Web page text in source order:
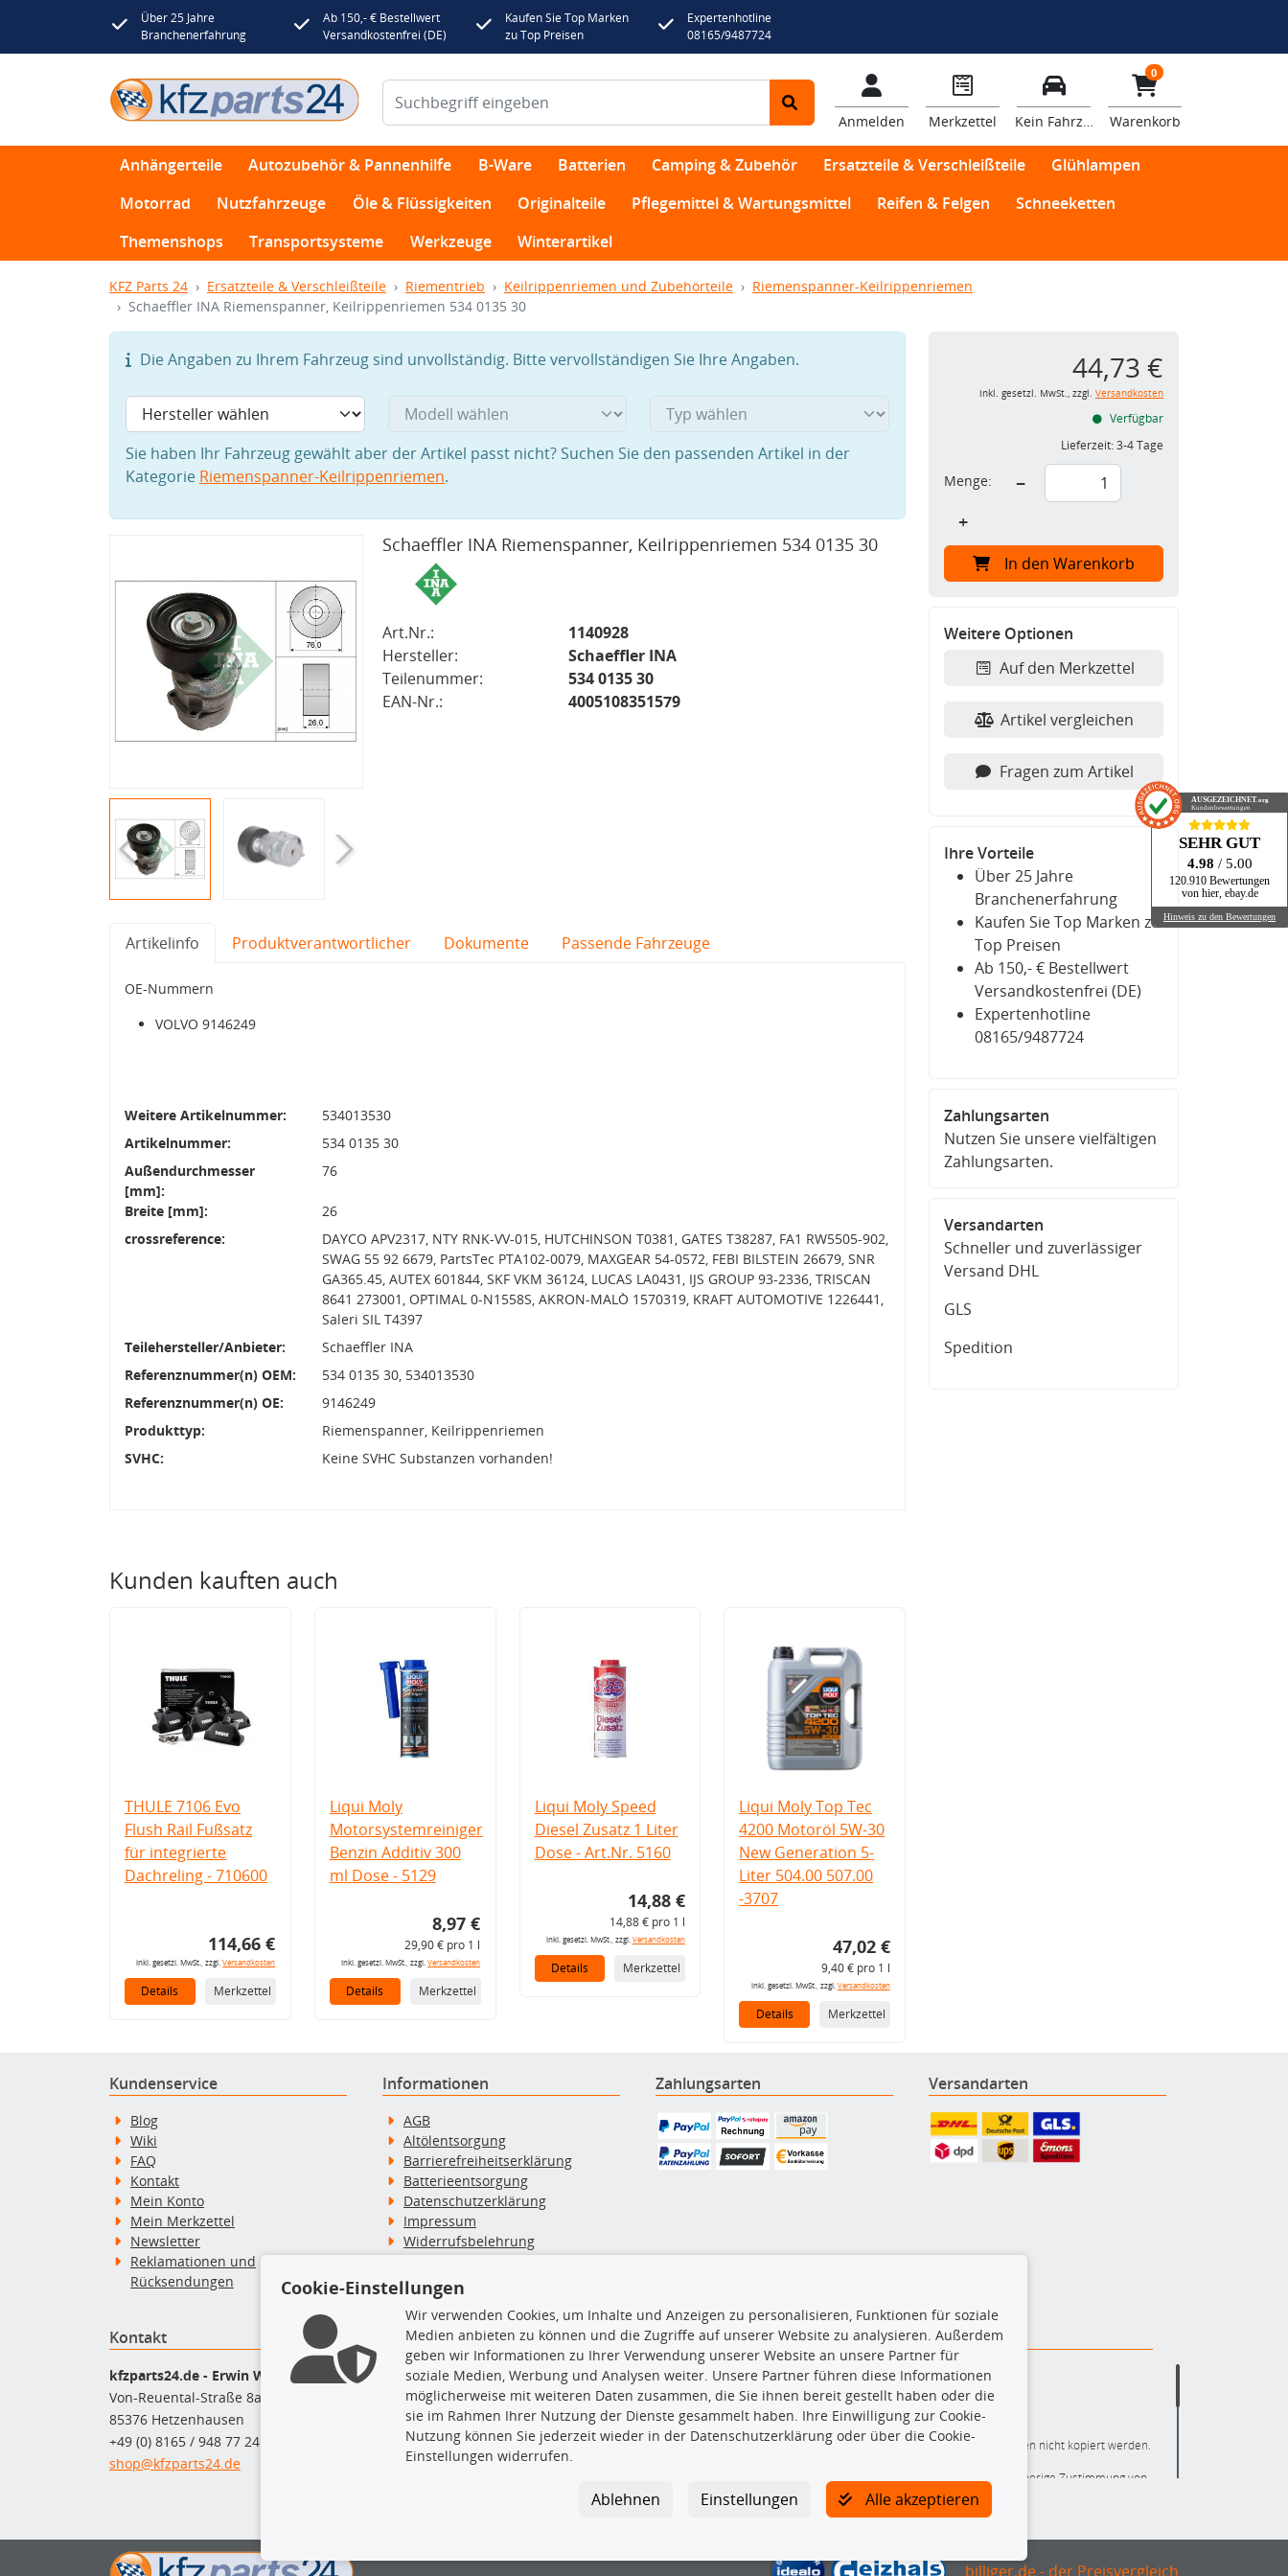
Über 25 Jahre
Branchenerfahrung
Ab 150,- € Bestellwert
Versandkostenfrei (DE)
Kaufen Sie Top Marken
zu Top Preisen
Expertenhotline
08165/9487724
Anmelden Merkzettel Kein Fahrzeug
0
Warenkorb
Anhängerteile Autozubehör & Pannenhilfe B-Ware Batterien Camping & Zubehör Ersatzteile & Verschleißteile
Glühlampen
Motorrad
Nutzfahrzeuge Öle & Flüssigkeiten Originalteile Pflegemittel & Wartungsmittel Reifen & Felgen
Schneeketten
Themenshops
Transportsysteme Werkzeuge Winterartikel
KFZ Parts 24 Ersatzteile & Verschleißteile Riementrieb Keilrippenriemen und Zubehörteile
Riemenspanner-Keilrippenriemen
Schaeffler INA Riemenspanner, Keilrippenriemen 534 0135 30
Die Angaben zu Ihrem Fahrzeug sind unvollständig. Bitte vervollständigen Sie Ihre Angaben.
Sie haben Ihr Fahrzeug gewählt aber der Artikel passt nicht? Suchen Sie den passenden Artikel in der
Kategorie Riemenspanner-Keilrippenriemen.
Schaeffler INA Riemenspanner, Keilrippenriemen 534 0135 30
Art.Nr.:
1140928
Hersteller:
Schaeffler INA
Teilenummer:
534 0135 30
EAN-Nr.:
4005108351579
Artikelinfo Produktverantwortlicher Dokumente Passende Fahrzeuge
OE-Nummern
VOLVO 9146249
Weitere Artikelnummer:
534013530
Artikelnummer:
534 0135 30
Außendurchmesser
[mm]:
76
Breite [mm]:
26
crossreference:
DAYCO APV2317, NTY RNK-VV-015, HUTCHINSON T0381, GATES T38287, FA1 RW5505-902,
SWAG 55 92 6679, PartsTec PTA102-0079, MAXGEAR 54-0572, FEBI BILSTEIN 26679, SNR
GA365.45, AUTEX 601844, SKF VKM 36124, LUCAS LA0431, IJS GROUP 93-2336, TRISCAN
8641 273001, OPTIMAL 0-N1558S, AKRON-MALÒ 1570319, KRAFT AUTOMOTIVE 1226441,
Saleri SIL T4397
Teilehersteller/Anbieter:
Schaeffler INA
Referenznummer(n) OEM:
534 0135 30, 534013530
Referenznummer(n) OE:
9146249
Produkttyp:
Riemenspanner, Keilrippenriemen
SVHC:
Keine SVHC Substanzen vorhanden!
Kunden kauften auch
THULE 7106 Evo
Flush Rail Fußsatz
für integrierte
Dachreling - 710600
114,66 €
inkl. gesetzl. MwSt., zzgl.Versandkosten
Details Merkzettel
Liqui Moly
Motorsystemreiniger
Benzin Additiv 300
ml Dose - 5129
8,97 €
29,90 € pro 1 l
inkl. gesetzl. MwSt., zzgl.Versandkosten
Details Merkzettel
Liqui Moly Speed
Diesel Zusatz 1 Liter
Dose - Art.Nr. 5160
14,88 €
14,88 € pro 1 l
inkl. gesetzl. MwSt., zzgl. Versandkosten
Details Merkzettel
Liqui Moly Top Tec
4200 Motoröl 5W-30
New Generation 5-
Liter 504.00 507.00
-3707
47,02 €
9,40 € pro 1 l
inkl. gesetzl. MwSt., zzgl. Versandkosten
Details Merkzettel
44,73 €
inkl. gesetzl. MwSt., zzgl. Versandkosten
Verfügbar
Lieferzeit:3-4 Tage
Menge:
−
+
In den Warenkorb
Weitere Optionen
Auf den Merkzettel
Artikel vergleichen
Fragen zum Artikel
Ihre Vorteile
Über 25 Jahre
Branchenerfahrung
Kaufen Sie Top Marken zu
Top Preisen
Ab 150,- € Bestellwert
Versandkostenfrei (DE)
Expertenhotline
08165/9487724
Zahlungsarten
Nutzen Sie unsere vielfältigen
Zahlungsarten.
Versandarten
Schneller und zuverlässiger
Versand DHL
GLS
Spedition
Kundenservice
Blog
Wiki
FAQ
Kontakt
Mein Konto
Mein Merkzettel
Newsletter
Reklamationen und
Rücksendungen
Informationen
AGB
Altölentsorgung
Barrierefreiheitserklärung
Batterieentsorgung
Datenschutzerklärung
Impressum
Widerrufsbelehrung
Widerruf des Vertrags
Zahlung & Versand
Zahlungsarten Versandarten
Kontakt
kfzparts24.de - Erwin Weber GmbH
Von-Reuental-Straße 8a
85376 Hetzenhausen
+49 (0) 8165 / 948 77 24
shop@kfzparts24.de
Top Produkte
Dachboxen
Dachgrundträger
Ersatzteile
Fahrradträger
Motoröle
TecDoc Inside
Die hier angezeigten Daten insbesondere die gesamte Datenbank dürfen nicht kopiert werden.
Es ist zu unterlassen, die Daten oder die gesamte Datenbank ohne vorherige Zustimmung von
TecDoc zu vervielfältigen, zu verbreiten und/oder diese Handlungen durch Dritte ausführen zu
lassen. Ein Zuwiderhandeln stellt eine Urheberrechtsverletzung dar und wird verfolgt.
Bitte prüfen Sie, ob das über unseren Onlineshop identifizierte Ersatzteil auch tatsächlich dem
gesuchten Ersatzteil entspricht.
Cookie-Einstellungen
Wir verwenden Cookies, um Inhalte und Anzeigen zu personalisieren, Funktionen für soziale
Medien anbieten zu können und die Zugriffe auf unserer Website zu analysieren. Außerdem
geben wir Informationen zu Ihrer Verwendung unserer Website an unsere Partner für
soziale Medien, Werbung und Analysen weiter. Unsere Partner führen diese Informationen
möglicherweise mit weiteren Daten zusammen, die Sie ihnen bereit gestellt haben oder die
sie im Rahmen Ihrer Nutzung der Dienste gesammelt haben. Ihre Einwilligung zur Cookie-
Nutzung können Sie jederzeit wieder in der Datenschutzerklärung oder über die Cookie-
Einstellungen widerrufen.
Alle akzeptieren
Einstellungen
Ablehnen
AUSGEZEICHNET.org
Kundenbewertungen
SEHR GUT
4.98 / 5.00
120.910 Bewertungen
von hier, ebay.de
Hinweis zu den Bewertungen